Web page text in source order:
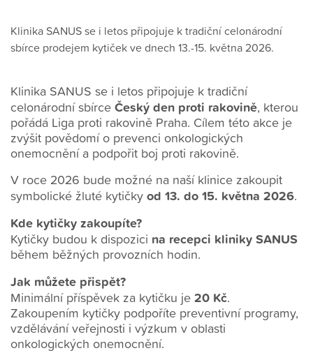
Klinika SANUS se i letos připojuje k tradiční celonárodní
sbírce prodejem kytiček ve dnech 13.-15. května 2026.
Klinika SANUS se i letos připojuje k tradiční
celonárodní sbírce Český den proti rakovině, kterou
pořádá Liga proti rakovině Praha. Cílem této akce je
zvýšit povědomí o prevenci onkologických
onemocnění a podpořit boj proti rakovině.
V roce 2026 bude možné na naší klinice zakoupit
symbolické žluté kytičky od 13. do 15. května 2026.
Kde kytičky zakoupíte?
Kytičky budou k dispozici na recepci kliniky SANUS
během běžných provozních hodin.
Jak můžete přispět?
Minimální příspěvek za kytičku je 20 Kč.
Zakoupením kytičky podpoříte preventivní programy,
vzdělávání veřejnosti i výzkum v oblasti
onkologických onemocnění.